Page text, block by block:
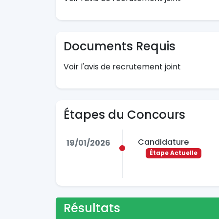
Documents Requis
Voir l'avis de recrutement joint
Étapes du Concours
19/01/2026 Candidature
Étape Actuelle
Résultats